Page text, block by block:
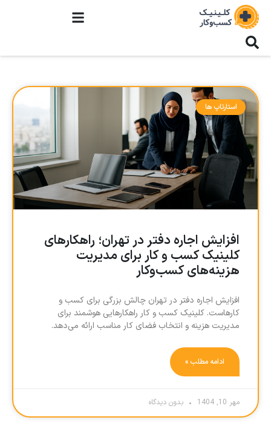
استارتاپ ها
افزایش اجاره دفتر در تهران؛ راهکارهای
کلینیک کسب و کار برای مدیریت
هزینه‌های کسب‌وکار
افزایش اجاره دفتر در تهران چالش بزرگی برای کسب و
کارهاست. کلینیک کسب و کار راهکارهایی هوشمند برای
مدیریت هزینه و انتخاب فضای کار مناسب ارائه می‌دهد.
ادامه مطلب »
مهر 10, 1404 بدون دیدگاه